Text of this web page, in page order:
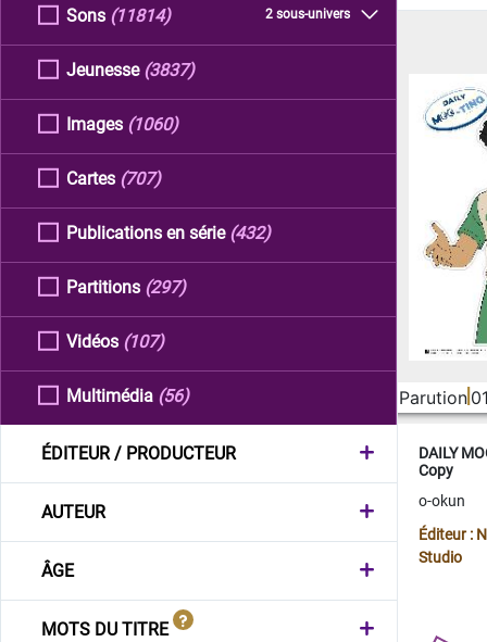
Sons 2 sous-univers
(11814)
Jeunesse (3837)
Images (1060)
Cartes (707)
Publications en série (432)
Partitions (297)
Vidéos (107)
Multimédia (56)
ÉDITEUR / PRODUCTEUR
AUTEUR
ÂGE
MOTS DU TITRE
Parution
DAILY
Copy
o-okun
Éditeur :
Studio